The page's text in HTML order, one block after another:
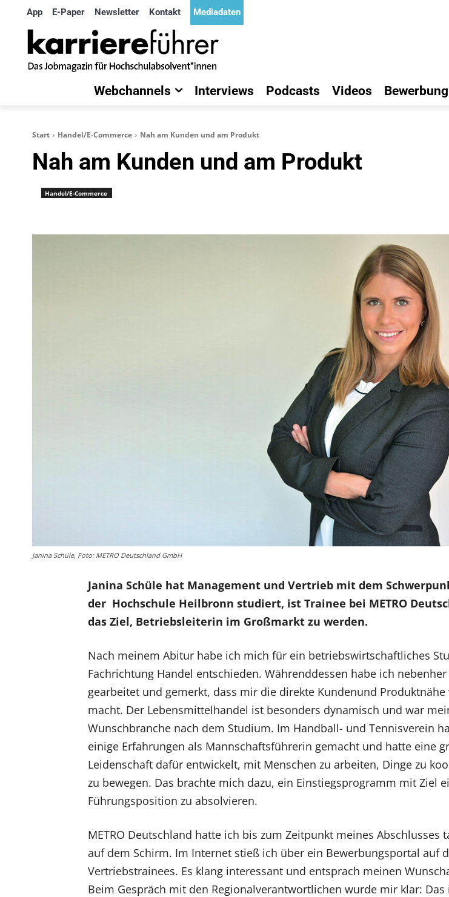
App E-Paper Newsletter Kontakt Mediadaten
Webchannels Interviews Podcasts Videos Bewerbung
Start Handel/E-Commerce Nah am Kunden und am Produkt
Nah am Kunden und am Produkt
Handel/E-Commerce
Janina Schüle, Foto: METRO Deutschland GmbH
Janina Schüle hat Management und Vertrieb mit dem
der Hochschule Heilbronn studiert, ist Trainee bei METRO
das Ziel, Betriebsleiterin im Großmarkt zu werden.
Nach meinem Abitur habe ich mich für ein betriebswirtschaftliches
Fachrichtung Handel entschieden. Währenddessen habe ich
gearbeitet und gemerkt, dass mir die direkte Kundenund Produktnähe
macht. Der Lebensmittelhandel ist besonders dynamisch und war
Wunschbranche nach dem Studium. Im Handball- und Tennisverein
einige Erfahrungen als Mannschaftsführerin gemacht und hatte eine
Leidenschaft dafür entwickelt, mit Menschen zu arbeiten, Dinge zu
zu bewegen. Das brachte mich dazu, ein Einstiegsprogramm mit Ziel
Führungsposition zu absolvieren.
METRO Deutschland hatte ich bis zum Zeitpunkt meines Abschlusses
auf dem Schirm. Im Internet stieß ich über ein Bewerbungsportal auf
Vertriebstrainees. Es klang interessant und entsprach meinen
Beim Gespräch mit den Regionalverantwortlichen wurde mir klar: Das